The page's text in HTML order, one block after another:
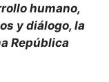
humano,
y diálogo, la
República